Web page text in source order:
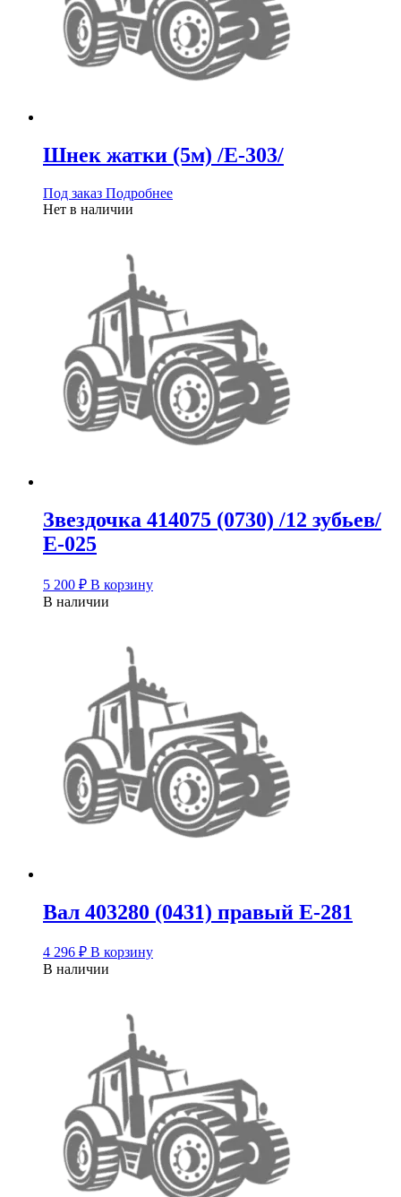
Шнек жатки (5м) /Е-303/
Под заказ Подробнее
Нет в наличии
Звездочка 414075 (0730) /12 зубьев/
Е-025
5 200 ₽ В корзину
В наличии
Вал 403280 (0431) правый Е-281
4 296 ₽ В корзину
В наличии